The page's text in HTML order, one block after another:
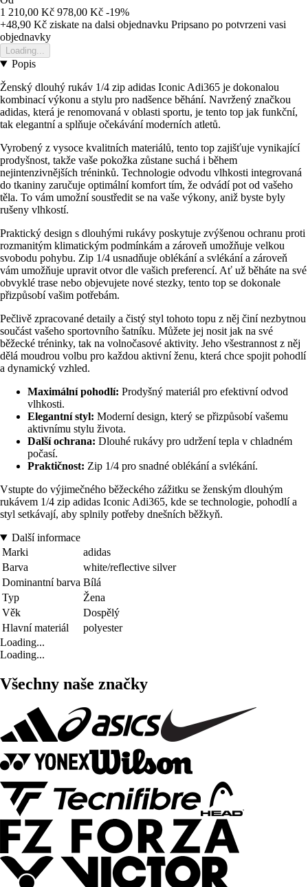
1 210,00 Kč 978,00 Kč -19%
+48,90 Kč ziskate na dalsi objednavku Pripsano po potvrzeni vasi
objednavky
Loading...
Popis
Ženský dlouhý rukáv 1/4 zip adidas Iconic Adi365 je dokonalou
kombinací výkonu a stylu pro nadšence běhání. Navržený značkou
adidas, která je renomovaná v oblasti sportu, je tento top jak funkční,
tak elegantní a splňuje očekávání moderních atletů.
Vyrobený z vysoce kvalitních materiálů, tento top zajišťuje vynikající
prodyšnost, takže vaše pokožka zůstane suchá i během
nejintenzivnějších tréninků. Technologie odvodu vlhkosti integrovaná
do tkaniny zaručuje optimální komfort tím, že odvádí pot od vašeho
těla. To vám umožní soustředit se na vaše výkony, aniž byste byly
rušeny vlhkostí.
Praktický design s dlouhými rukávy poskytuje zvýšenou ochranu proti
rozmanitým klimatickým podmínkám a zároveň umožňuje velkou
svobodu pohybu. Zip 1/4 usnadňuje oblékání a svlékání a zároveň
vám umožňuje upravit otvor dle vašich preferencí. Ať už běháte na své
obvyklé trase nebo objevujete nové stezky, tento top se dokonale
přizpůsobí vašim potřebám.
Pečlivě zpracované detaily a čistý styl tohoto topu z něj činí nezbytnou
součást vašeho sportovního šatníku. Můžete jej nosit jak na své
běžecké tréninky, tak na volnočasové aktivity. Jeho všestrannost z něj
dělá moudrou volbu pro každou aktivní ženu, která chce spojit pohodlí
a dynamický vzhled.
Maximální pohodlí: Prodyšný materiál pro efektivní odvod
vlhkosti.
Elegantní styl: Moderní design, který se přizpůsobí vašemu
aktivnímu stylu života.
Další ochrana: Dlouhé rukávy pro udržení tepla v chladném
počasí.
Praktičnost: Zip 1/4 pro snadné oblékání a svlékání.
Vstupte do výjimečného běžeckého zážitku se ženským dlouhým
rukávem 1/4 zip adidas Iconic Adi365, kde se technologie, pohodlí a
styl setkávají, aby splnily potřeby dnešních běžkyň.
Další informace
Marki
adidas
Barva
white/reflective silver
Dominantní barva Bílá
Typ
Žena
Věk
Dospělý
Hlavní materiál
polyester
Loading...
Loading...
Všechny naše značky